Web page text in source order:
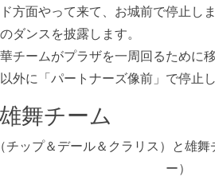
方面やって来て、お城前で停止しま
ダンスを披露します。
チームがプラザを一周回るために移
外に「パートナーズ像前」で停止し
舞チーム